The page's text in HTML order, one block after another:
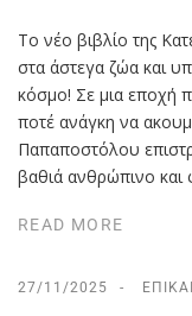
Το νέο βιβλίο της
στα άστεγα ζώα και
κόσμο! Σε μια εποχή
ποτέ ανάγκη να
Παπαποστόλου
βαθιά ανθρώπινο και
READ MORE
27/11/2025